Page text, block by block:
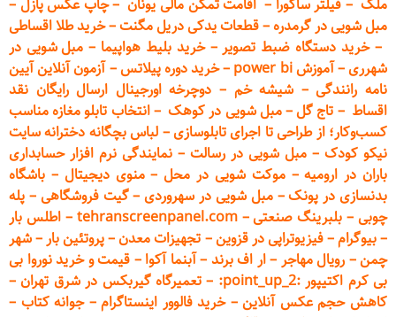
ملک – فیلتر ساکورا – اقامت تمکن مالی یونان –چاپ عکس پازل –
مبل شویی در گرمدره–قطعاتیدکی دریل مگنت–خرید طلا اقساطی
–خرید دستگاه ضبط تصویر–خرید بلیط هواپیما –مبل شویی در
شهرری–آموزش power bi –خرید دورهپیلاتس–آزمون آنلاین آیین
نامه رانندگی– شیشه خم – دوچرخه اورجینال ارسال رایگان نقد
اقساط – تاج گل–مبل شویی در کوهک–انتخاب تابلو مغازه مناسب
کسب‌وکار؛ از طراحی تا اجرای تابلوسازی– لباس بچگانه دخترانه سایت
نیکو کودک – مبل شویی در رسالت – نمایندگی نرم افزار حسابداری
باران در ارومیه–موکت شویی در محل–منوی دیجیتال – باشگاه
بدنسازی در پونک–مبل شویی در سهروردی–گیت فروشگاهی – پله
چوبی – بلبرینگ صنعتی–
tehranscreenpanel.com
–اطلس بار
–بیوگرام–فیزیوتراپی در قزوین– تجهیزات معدن–پروتئین بار–شهر
چمن– رویال مهاجر –ار اف برند –آبنما آکوا – قیمت و خرید نوروا بی
بی کرم اکتیپور :point_up_2:
– تعمیرگاه گیربکس در شرق تهران–
کاهش حجم عکس آنلاین–خرید فالوور اینستاگرام–جوانه کتاب –